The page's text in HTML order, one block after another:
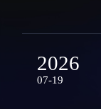
人才概况
2026
07-19